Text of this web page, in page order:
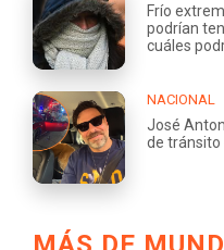
Frío
podrían
cuáles
NACIONAL
José
de tránsito